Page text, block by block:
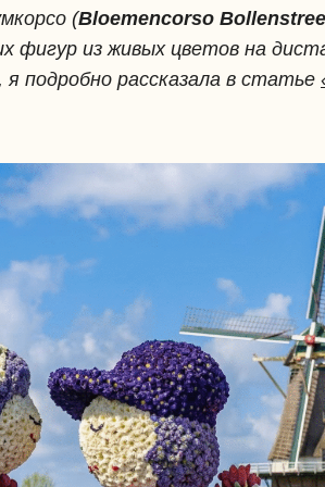
(Bloemencorso
фигур из живых цветов на
подробно рассказала в статье